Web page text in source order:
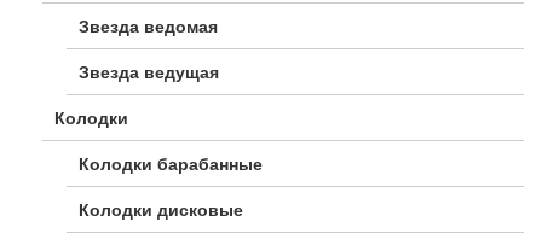
Звезда ведомая
Звезда ведущая
Колодки
Колодки барабанные
Колодки дисковые